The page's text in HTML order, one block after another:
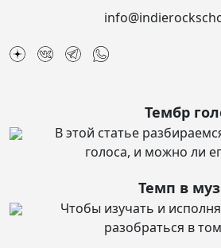
Тембр
В этой статье
голоса, и можно ли
Темп в
Чтобы изучать и
разобраться в